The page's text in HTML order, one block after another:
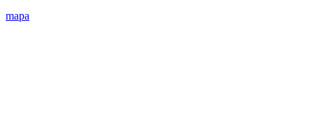
mapa